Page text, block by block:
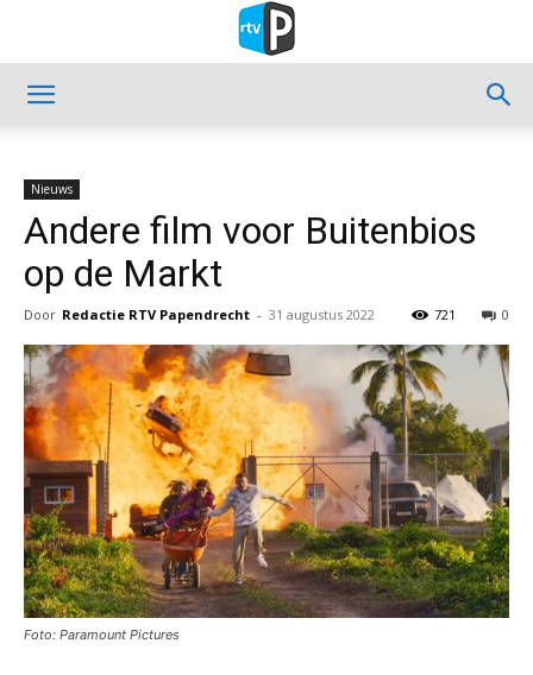
Nieuws
Andere film voor Buitenbios
op de Markt
Door Redactie RTV Papendrecht - 31 augustus 2022 0
721
Foto: Paramount Pictures